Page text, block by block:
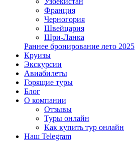
Франция
Черногория
Швейцария
Шри-Ланка
Раннее бронирование лето 2025
Круизы
Экскурсии
Авиабилеты
Горящие туры
Блог
О компании
Отзывы
Туры онлайн
Как купить тур онлайн
Наш Telegram